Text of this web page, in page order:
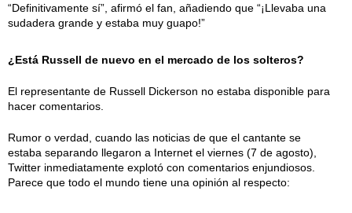
“Definitivamente sí”, afirmó el fan, añadiendo que “¡Llevaba una
sudadera grande y estaba muy guapo!”
¿Está Russell de nuevo en el mercado de los solteros?
El representante de Russell Dickerson no estaba disponible para
hacer comentarios.
Rumor o verdad, cuando las noticias de que el cantante se
estaba separando llegaron a Internet el viernes (7 de agosto),
Twitter inmediatamente explotó con comentarios enjundiosos.
Parece que todo el mundo tiene una opinión al respecto: